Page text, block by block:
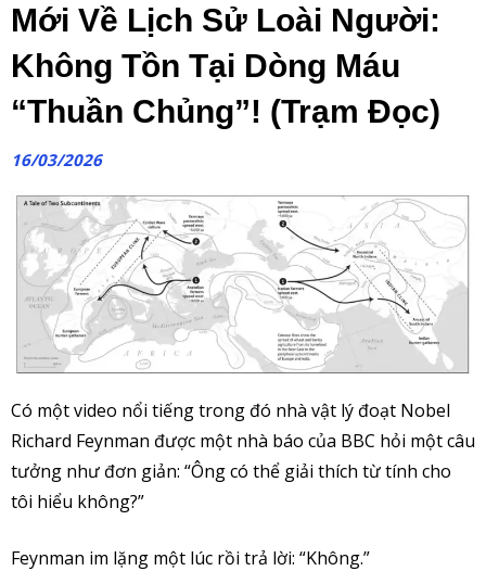
Mới Về Lịch Sử Loài Người:
Không Tồn Tại Dòng Máu
“Thuần Chủng”! (Trạm Đọc)
16/03/2026
Có một video nổi tiếng trong đó nhà vật lý đoạt Nobel
Richard Feynman được một nhà báo của BBC hỏi một câu
tưởng như đơn giản: “Ông có thể giải thích từ tính cho
tôi hiểu không?”
Feynman im lặng một lúc rồi trả lời: “Không.”